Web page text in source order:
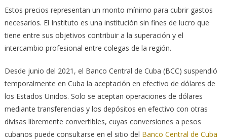
Estos precios representan un monto mínimo para cubrir gastos
necesarios. El Instituto es una institución sin fines de lucro que
tiene entre sus objetivos contribuir a la superación y el
intercambio profesional entre colegas de la región.
Desde junio del 2021, el Banco Central de Cuba (BCC) suspendió
temporalmente en Cuba la aceptación en efectivo de dólares de
los Estados Unidos. Solo se aceptan operaciones de dólares
mediante transferencias y los depósitos en efectivo con otras
divisas libremente convertibles, cuyas conversiones a pesos
cubanos puede consultarse en el sitio del Banco Central de Cuba